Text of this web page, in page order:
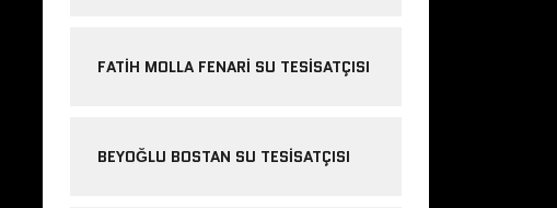
FATIH MOLLA FENARI SU TESISATÇISI
BEYOĞLU BOSTAN SU TESISATÇISI